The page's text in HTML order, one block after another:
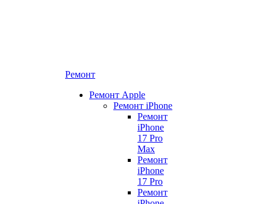
Ремонт
Ремонт Apple
Ремонт iPhone
Ремонт
iPhone
17 Pro
Max
Ремонт
iPhone
17 Pro
Ремонт